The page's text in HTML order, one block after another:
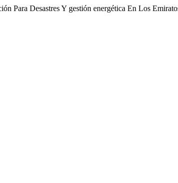
Para Desastres Y gestión energética En Los